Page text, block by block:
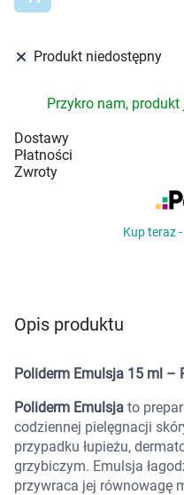
Kosmetyki
Mężczyzna
Zdrowy styl życia
Zabawki
Marki
Produkt niedostępny
Przykro nam,
Dostawy
Płatności
Zwroty
Kup teraz
Opis produktu
Poliderm Emulsja 15 ml –
Poliderm Emulsja to
codziennej pielęgnacji
przypadku łupieżu,
grzybiczym. Emulsja
przywraca jej równowagę